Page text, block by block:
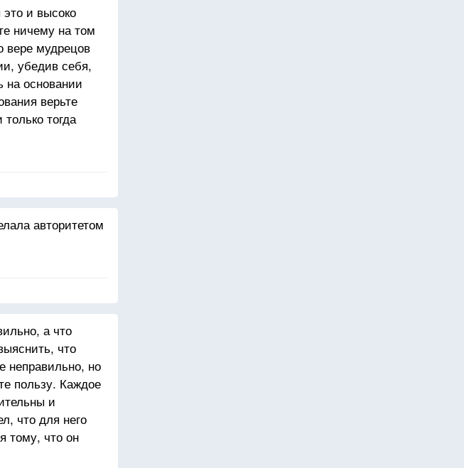
и высоко
ничему на том
вере мудрецов
убедив себя,
на основании
верьте
тогда
авторитетом
а что
что
неправильно, но
пользу. Каждое
и
что для него
тому, что он
Мир будет